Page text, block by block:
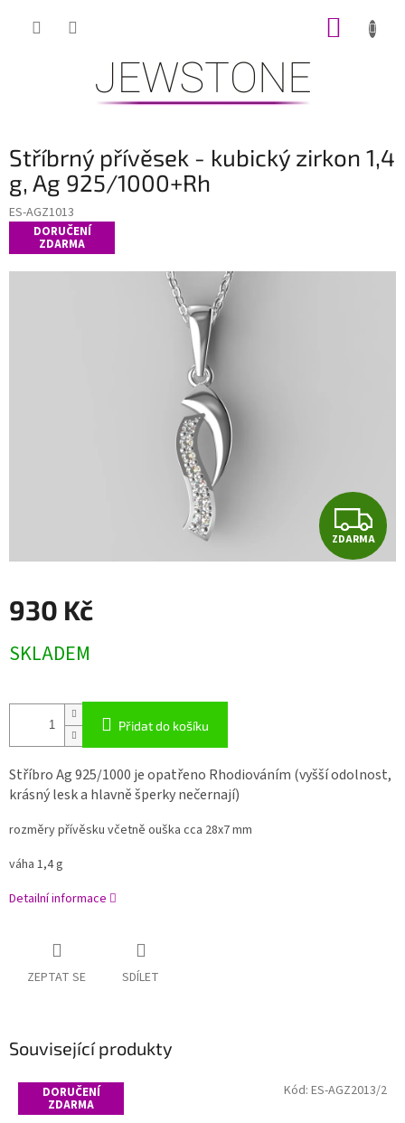
Stříbrný přívěsek - kubický zirkon 1,4
g, Ag 925/1000+Rh
ES-AGZ1013
DORUČENÍ
ZDARMA
Z
D
ZDARMA
930 Kč
cena:
SKLADEM
Přidat do košíku
Stříbro Ag 925/1000 je opatřeno Rhodiováním (vyšší odolnost,
krásný lesk a hlavně šperky nečernají)
rozměry přívěsku včetně ouška cca 28x7 mm
váha 1,4 g
Detailní informace
ZEPTAT SE SDÍLET
Související produkty
DORUČENÍ
ZDARMA
Kód: ES-AGZ2013/2